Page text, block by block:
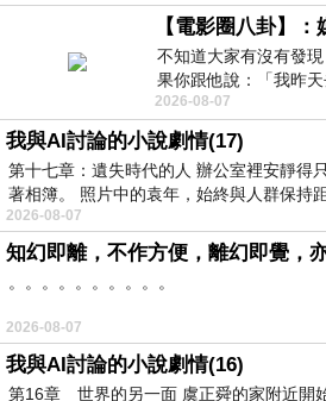
不知道大家有沒有發
果你跟他說：「我昨
出一種慈祥的微笑，然
2026-08-07
我與AI討論的小說劇情(17)
第十七章：遺失時代的人 辦公室裡安靜得
著相簿。 照片中的袁年，始終與人群保持
2026-08-07
知幻即離，不作方便，離幻即覺，
。。。。。。。。。。
2026-08-07
我與AI討論的小說劇情(16)
第16章 世界的另一面 虞正舜的家附近開